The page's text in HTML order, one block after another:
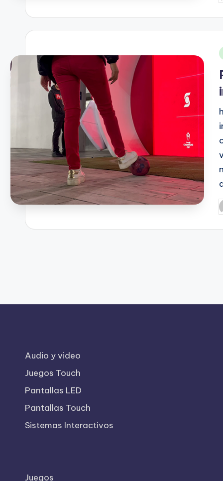
Audio y video
Juegos Touch
Pantallas LED
Pantallas Touch
Sistemas Interactivos
Juegos